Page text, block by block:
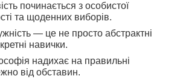
починається з особистої
та щоденних виборів.
— це не просто абстрактні
навички.
надихає на правильні
від обставин.